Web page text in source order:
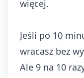
więcej.
Jeśli po 10
wracasz bez
Ale 9 na 10